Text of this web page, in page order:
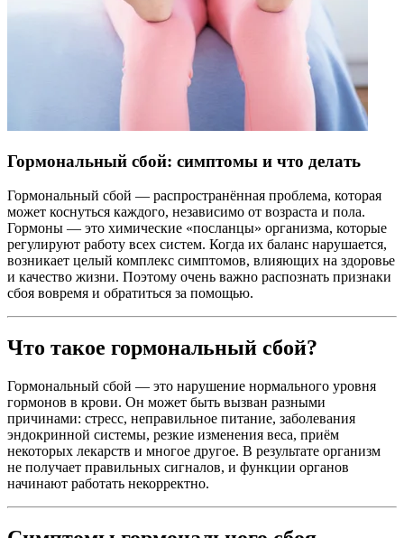
Гормональный сбой: симптомы и что делать
Гормональный сбой — распространённая проблема, которая
может коснуться каждого, независимо от возраста и пола.
Гормоны — это химические «посланцы» организма, которые
регулируют работу всех систем. Когда их баланс нарушается,
возникает целый комплекс симптомов, влияющих на здоровье
и качество жизни. Поэтому очень важно распознать признаки
сбоя вовремя и обратиться за помощью.
Что такое гормональный сбой?
Гормональный сбой — это нарушение нормального уровня
гормонов в крови. Он может быть вызван разными
причинами: стресс, неправильное питание, заболевания
эндокринной системы, резкие изменения веса, приём
некоторых лекарств и многое другое. В результате организм
не получает правильных сигналов, и функции органов
начинают работать некорректно.